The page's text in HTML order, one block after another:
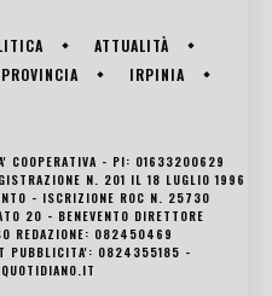
ATTUALITÀ
PROVINCIA
IRPINIA
COOPERATIVA - PI: 01633200629
N. 201 IL 18 LUGLIO 1996
- ISCRIZIONE ROC N. 25730
20 - BENEVENTO DIRETTORE
REDAZIONE: 082450469
PUBBLICITA': 0824355185 -